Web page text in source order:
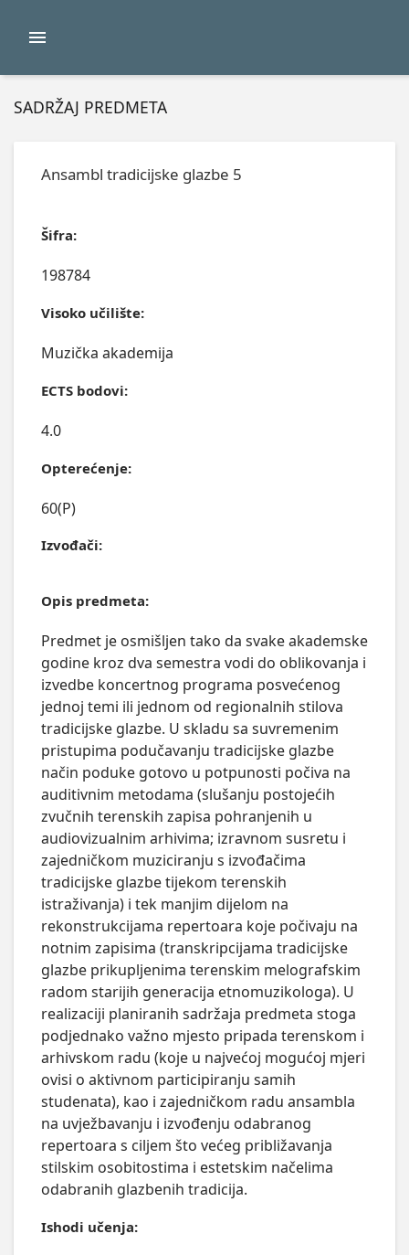
SADRŽAJ PREDMETA
Ansambl tradicijske glazbe 5
Šifra:
198784
Visoko učilište:
Muzička akademija
ECTS bodovi:
4.0
Opterećenje:
60(P)
Izvođači:
Opis predmeta:
Predmet je osmišljen tako da svake akademske
godine kroz dva semestra vodi do oblikovanja i
izvedbe koncertnog programa posvećenog
jednoj temi ili jednom od regionalnih stilova
tradicijske glazbe. U skladu sa suvremenim
pristupima podučavanju tradicijske glazbe
način poduke gotovo u potpunosti počiva na
auditivnim metodama (slušanju postojećih
zvučnih terenskih zapisa pohranjenih u
audiovizualnim arhivima; izravnom susretu i
zajedničkom muziciranju s izvođačima
tradicijske glazbe tijekom terenskih
istraživanja) i tek manjim dijelom na
rekonstrukcijama repertoara koje počivaju na
notnim zapisima (transkripcijama tradicijske
glazbe prikupljenima terenskim melografskim
radom starijih generacija etnomuzikologa). U
realizaciji planiranih sadržaja predmeta stoga
podjednako važno mjesto pripada terenskom i
arhivskom radu (koje u najvećoj mogućoj mjeri
ovisi o aktivnom participiranju samih
studenata), kao i zajedničkom radu ansambla
na uvježbavanju i izvođenju odabranog
repertoara s ciljem što većeg približavanja
stilskim osobitostima i estetskim načelima
odabranih glazbenih tradicija.
Ishodi učenja: